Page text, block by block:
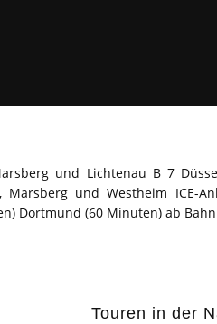
und Lichtenau B 7
und Westheim ICE-
Dortmund (60 Minuten) ab
Touren in der